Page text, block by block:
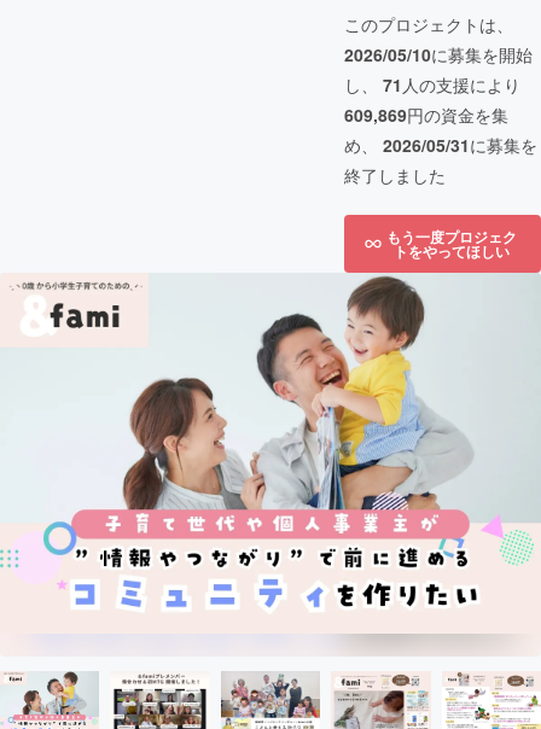
このプロジェクトは、
2026/05/10に募集を開始
し、 71 人の支援により
609,869円の資金を集
め、 2026/05/31に募集を
終了しました
もう一度プロジェク
トをやってほしい